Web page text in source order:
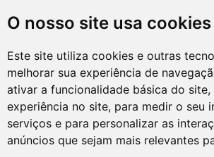
O nosso site usa cookies
Este site utiliza cookies e outras
melhorar sua experiência de
ativar a funcionalidade básica do site,
experiência no site, para medir o seu
serviços e para personalizar as
anúncios que sejam mais relevantes
schedule
Fale Conosco.